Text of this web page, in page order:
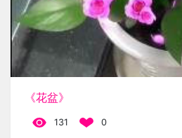
《花盆》
131 0